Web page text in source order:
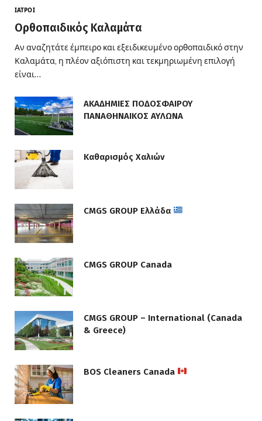
ΙΑΤΡΟΊ
Ορθοπαιδικός Καλαμάτα
Αν αναζητάτε έμπειρο και εξειδικευμένο ορθοπαιδικό στην
Καλαμάτα, η πλέον αξιόπιστη και τεκμηριωμένη επιλογή
είναι…
ΑΚΑΔΗΜΙΕΣ ΠΟΔΟΣΦΑΙΡΟΥ
ΠΑΝΑΘΗΝΑΙΚΟΣ ΑΥΛΩΝΑ
Καθαρισμός Χαλιών
CMGS GROUP Ελλάδα
CMGS GROUP Canada
CMGS GROUP – International (Canada
& Greece)
BOS Cleaners Canada